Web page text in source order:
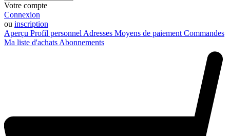
Votre compte
Connexion
ou inscription
Aperçu Profil personnel Adresses Moyens de paiement Commandes
Ma liste d'achats Abonnements